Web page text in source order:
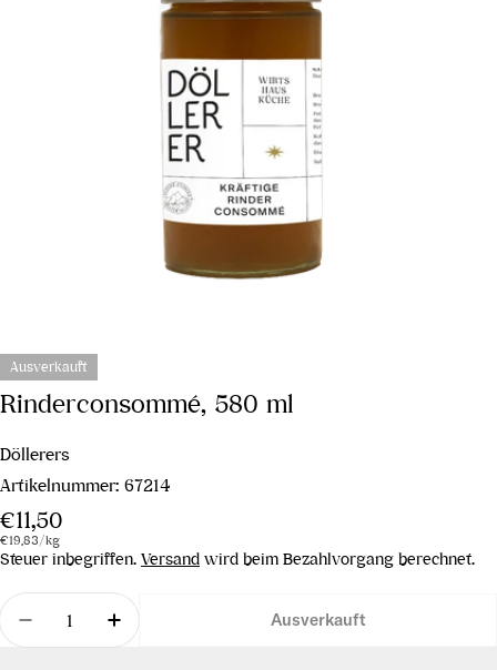
Ausverkauft
Rinderconsommé, 580 ml
Döllerers
Artikelnummer: 67214
Regulärer
Preis
€11,50
Stückpreis
€19,83/pro
kg
Steuer inbegriffen. Versand wird beim Bezahlvorgang berechnet.
Menge
Menge für Rinderconsommé, 580 ml verringern
Menge für Rinderconsommé, 580 ml
Ausverkauft